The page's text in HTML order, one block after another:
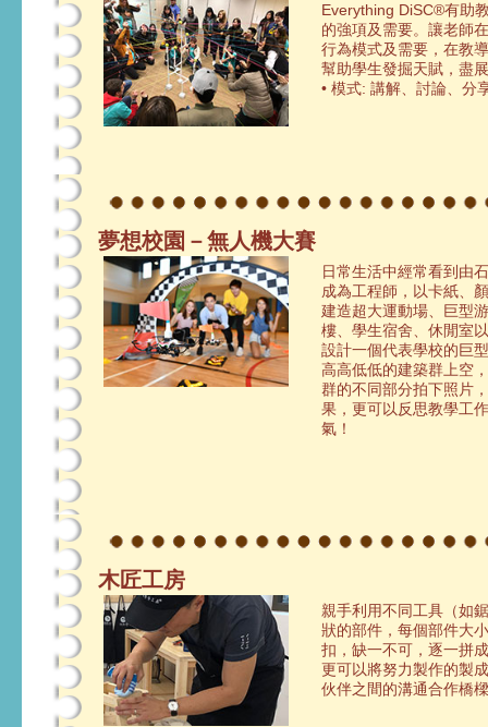
Everything DiSC®有助
的強項及需要。讓老師
行為模式及需要，在教
幫助學生發掘天賦，盡
• 模式: 講解、討論、分
夢想校園－無人機大賽
日常生活中經常看到由
成為工程師，以卡紙、
建造超大運動場、巨型
樓、學生宿舍、休閒室
設計一個代表學校的巨
高高低低的建築群上空
群的不同部分拍下照片
果，更可以反思教學工
氣！
木匠工房
親手利用不同工具（如
狀的部件，每個部件大
扣，缺一不可，逐一拼
更可以將努力製作的製
伙伴之間的溝通合作橋